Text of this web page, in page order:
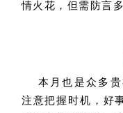
情火花，但需防言
本月也是众多
注意把握时机，好